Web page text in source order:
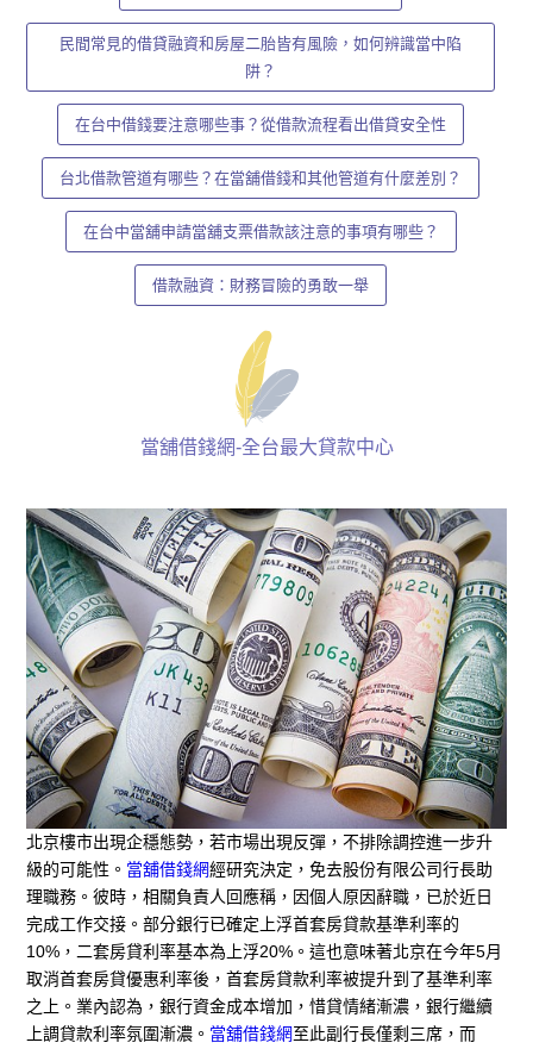
民間常見的借貸融資和房屋二胎皆有風險，如何辨識當中陷
阱？
在台中借錢要注意哪些事？從借款流程看出借貸安全性
台北借款管道有哪些？在當舖借錢和其他管道有什麼差別？
在台中當舖申請當舖支票借款該注意的事項有哪些？
借款融資：財務冒險的勇敢一舉
當舖借錢網-全台最大貸款中心
北京樓市出現企穩態勢，若市場出現反彈，不排除調控進一步升
級的可能性。 當舖借錢網經研究決定，免去股份有限公司行長助
理職務。彼時，相關負責人回應稱，因個人原因辭職，已於近日
完成工作交接。部分銀行已確定上浮首套房貸款基準利率的
10%，二套房貸利率基本為上浮20%。這也意味著北京在今年5月
取消首套房貸優惠利率後，首套房貸款利率被提升到了基準利率
之上。業內認為，銀行資金成本增加，惜貸情緒漸濃，銀行繼續
上調貸款利率氛圍漸濃。 當舖借錢網至此副行長僅剩三席，而